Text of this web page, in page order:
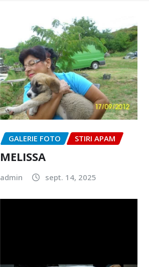
GALERIE FOTO STIRI APAM
MELISSA
admin sept. 14, 2025